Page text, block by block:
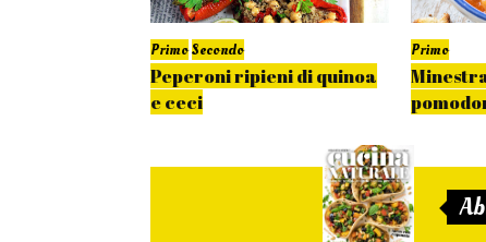
PrimoSecondo
Peperoni ripieni di quinoa
e ceci
Primo